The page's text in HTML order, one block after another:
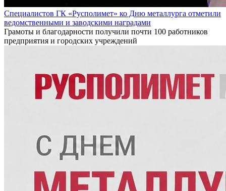
Специалистов ГК «Русполимет» ко Дню металлурга отметили
ведомственными и заводскими наградами
Грамоты и благодарности получили почти 100 работников
предприятия и городских учреждений